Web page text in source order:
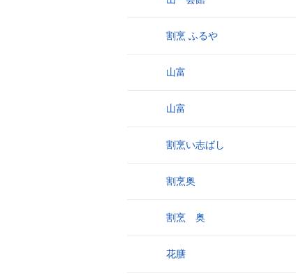
割烹 ふるや
山富
山富
割烹い志ばし
割烹奥
割烹 奥
花膳